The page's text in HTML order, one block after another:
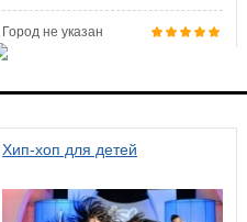
Город не указан
Хип-хоп для детей